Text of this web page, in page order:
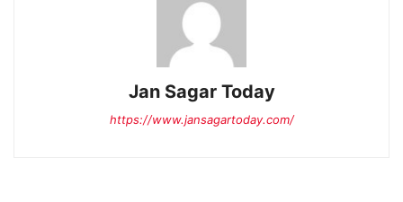
Jan Sagar Today
https://www.jansagartoday.com/